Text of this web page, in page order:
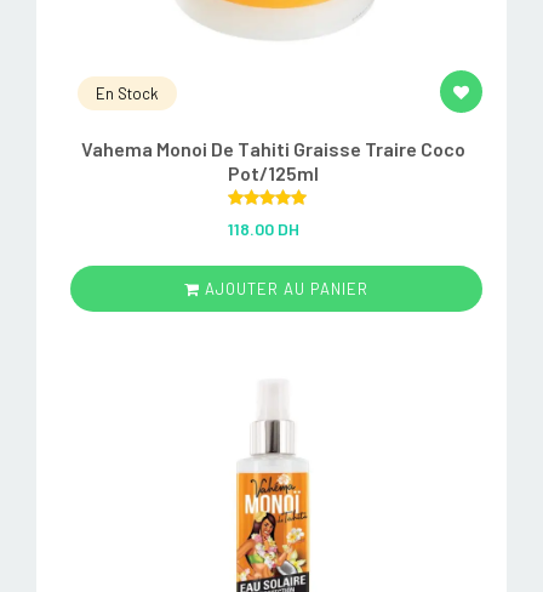
En Stock
Vahema Monoi De Tahiti Graisse Traire Coco
Pot/125ml
out of 5
118.00 DH
AJOUTER AU PANIER